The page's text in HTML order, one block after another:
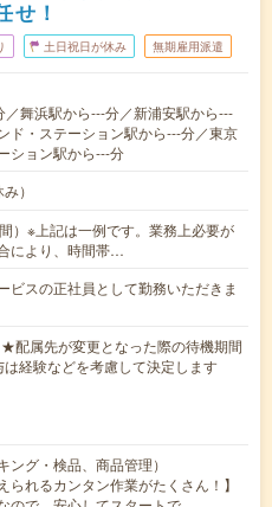
せ！
土日祝日が休み 無期雇用派遣
舞浜駅から---分／新浦安駅から---
ド・ステーション駅から---分／東京
ション駅から---分
）
）※上記は一例です。業務上必要が
により、時間帯…
ビスの正社員として勤務いただきま
属先が変更となった際の待機期間
経験などを考慮して決定します
グ・検品、商品管理）
られるカンタン作業がたくさん！】